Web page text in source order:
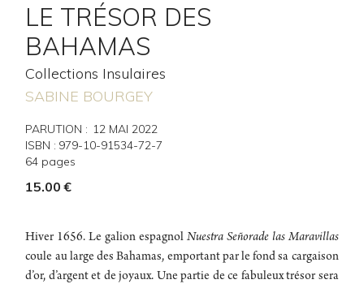
LE TRÉSOR DES
BAHAMAS
Collections Insulaires
SABINE BOURGEY
PARUTION : 12 MAI 2022
ISBN : 979-10-91534-72-7
64 pages
15.00 €
Hiver 1656. Le galion espagnol Nuestra Señorade las Maravillas
coule au large des Bahamas, emportant par le fond sa cargaison
d’or, d’argent et de joyaux. Une partie de ce fabuleux trésor sera